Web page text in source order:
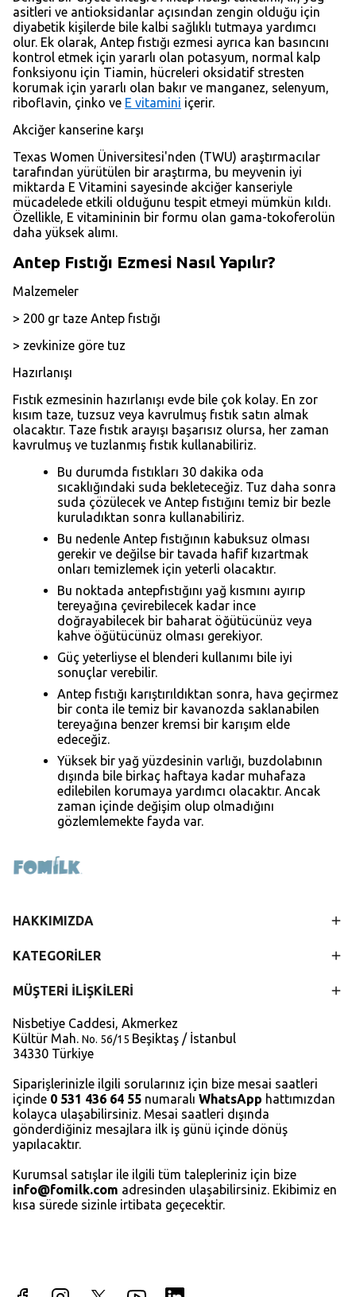
asitleri ve antioksidanlar açısından zengin olduğu için
diyabetik kişilerde bile kalbi sağlıklı tutmaya yardımcı
olur. Ek olarak, Antep fıstığı ezmesi ayrıca kan basıncını
kontrol etmek için yararlı olan potasyum, normal kalp
fonksiyonu için Tiamin, hücreleri oksidatif stresten
korumak için yararlı olan bakır ve manganez, selenyum,
riboflavin, çinko ve E vitamini içerir.
Akciğer kanserine karşı
Texas Women Üniversitesi'nden (TWU) araştırmacılar
tarafından yürütülen bir araştırma, bu meyvenin iyi
miktarda E Vitamini sayesinde akciğer kanseriyle
mücadelede etkili olduğunu tespit etmeyi mümkün kıldı.
Özellikle, E vitamininin bir formu olan gama-tokoferolün
daha yüksek alımı.
Antep Fıstığı Ezmesi Nasıl Yapılır?
Malzemeler
> 200 gr taze Antep fıstığı
> zevkinize göre tuz
Hazırlanışı
Fıstık ezmesinin hazırlanışı evde bile çok kolay. En zor
kısım taze, tuzsuz veya kavrulmuş fıstık satın almak
olacaktır. Taze fıstık arayışı başarısız olursa, her zaman
kavrulmuş ve tuzlanmış fıstık kullanabiliriz.
Bu durumda fıstıkları 30 dakika oda
sıcaklığındaki suda bekleteceğiz. Tuz daha sonra
suda çözülecek ve Antep fıstığını temiz bir bezle
kuruladıktan sonra kullanabiliriz.
Bu nedenle Antep fıstığının kabuksuz olması
gerekir ve değilse bir tavada hafif kızartmak
onları temizlemek için yeterli olacaktır.
Bu noktada antepfıstığını yağ kısmını ayırıp
tereyağına çevirebilecek kadar ince
doğrayabilecek bir baharat öğütücünüz veya
kahve öğütücünüz olması gerekiyor.
Güç yeterliyse el blenderi kullanımı bile iyi
sonuçlar verebilir.
Antep fıstığı karıştırıldıktan sonra, hava geçirmez
bir conta ile temiz bir kavanozda saklanabilen
tereyağına benzer kremsi bir karışım elde
edeceğiz.
Yüksek bir yağ yüzdesinin varlığı, buzdolabının
dışında bile birkaç haftaya kadar muhafaza
edilebilen korumaya yardımcı olacaktır. Ancak
zaman içinde değişim olup olmadığını
gözlemlemekte fayda var.
HAKKIMIZDA
KATEGORİLER
MÜŞTERİ İLİŞKİLERİ
Nisbetiye Caddesi, Akmerkez
Kültür Mah. No. 56/15 Beşiktaş / İstanbul
34330 Türkiye
Siparişlerinizle ilgili sorularınız için bize mesai saatleri
içinde 0 531 436 64 55 numaralı WhatsApp hattımızdan
kolayca ulaşabilirsiniz. Mesai saatleri dışında
gönderdiğiniz mesajlara ilk iş günü içinde dönüş
yapılacaktır.
Kurumsal satışlar ile ilgili tüm talepleriniz için bize
info@fomilk.com adresinden ulaşabilirsiniz. Ekibimiz en
kısa sürede sizinle irtibata geçecektir.